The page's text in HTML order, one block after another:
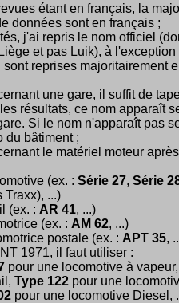
étant en français, la
données sont en français ;
j'ai repris le nom officiel
et pas Luik), à l'exception
reprises majoritairement
une gare, il suffit de
résultats, ce nom apparaît
Si le nom n'apparaît pas
du bâtiment ;
le matériel moteur après
(ex. : Série 27, Série
Traxx), ...)
(ex. : AR 41, ...)
(ex. : AM 62, ...)
postale (ex. : APT 35,
1971, il faut utiliser :
pour une locomotive à
Type 122 pour une
pour une locomotive Diesel,